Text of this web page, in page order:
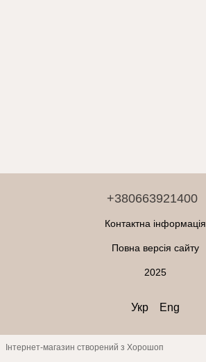
+380663921400
Контактна інформація
Повна версія сайту
2025
Укр Eng
Інтернет-магазин створений з Хорошоп